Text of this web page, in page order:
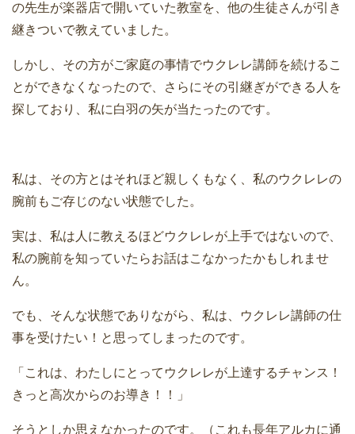
の先生が楽器店で開いていた教室を、他の生徒さんが引き
継きついで教えていました。
しかし、その方がご家庭の事情でウクレレ講師を続けるこ
とができなくなったので、さらにその引継ぎができる人を
探しており、私に白羽の矢が当たったのです。
私は、その方とはそれほど親しくもなく、私のウクレレの
腕前もご存じのない状態でした。
実は、私は人に教えるほどウクレレが上手ではないので、
私の腕前を知っていたらお話はこなかったかもしれませ
ん。
でも、そんな状態でありながら、私は、ウクレレ講師の仕
事を受けたい！と思ってしまったのです。
「これは、わたしにとってウクレレが上達するチャンス！
きっと高次からのお導き！！」
そうとしか思えなかったのです。（これも長年アルカに通